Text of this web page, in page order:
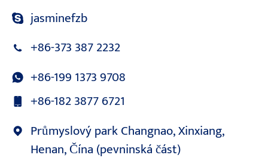
jasminefzb
+86-373 387 2232
+86-199 1373 9708
+86-182 3877 6721
Průmyslový park Changnao, Xinxiang,
Henan, Čína (pevninská část)